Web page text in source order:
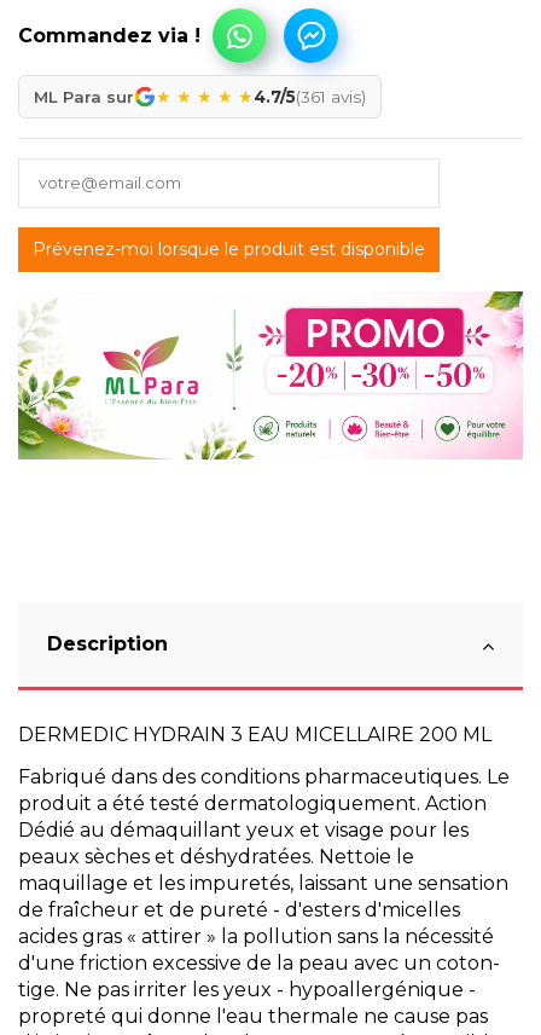
ML Para sur ★ ★ ★ ★ ★4.7/5(361 avis)
Description
DERMEDIC HYDRAIN 3 EAU MICELLAIRE 200 ML
Fabriqué dans des conditions pharmaceutiques. Le
produit a été testé dermatologiquement. Action
Dédié au démaquillant yeux et visage pour les
peaux sèches et déshydratées. Nettoie le
maquillage et les impuretés, laissant une sensation
de fraîcheur et de pureté - d'esters d'micelles
acides gras « attirer » la pollution sans la nécessité
d'une friction excessive de la peau avec un coton-
tige. Ne pas irriter les yeux - hypoallergénique -
propreté qui donne l'eau thermale ne cause pas